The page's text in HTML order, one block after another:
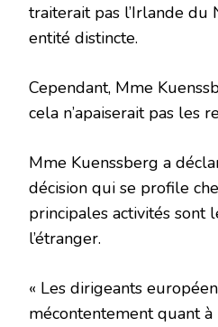
traiterait pas l’Irlande du
entité distincte.
Cependant, Mme
cela n’apaiserait pas les
Mme Kuenssberg a
décision qui se profile
principales activités sont
l’étranger.
« Les dirigeants
mécontentement quant